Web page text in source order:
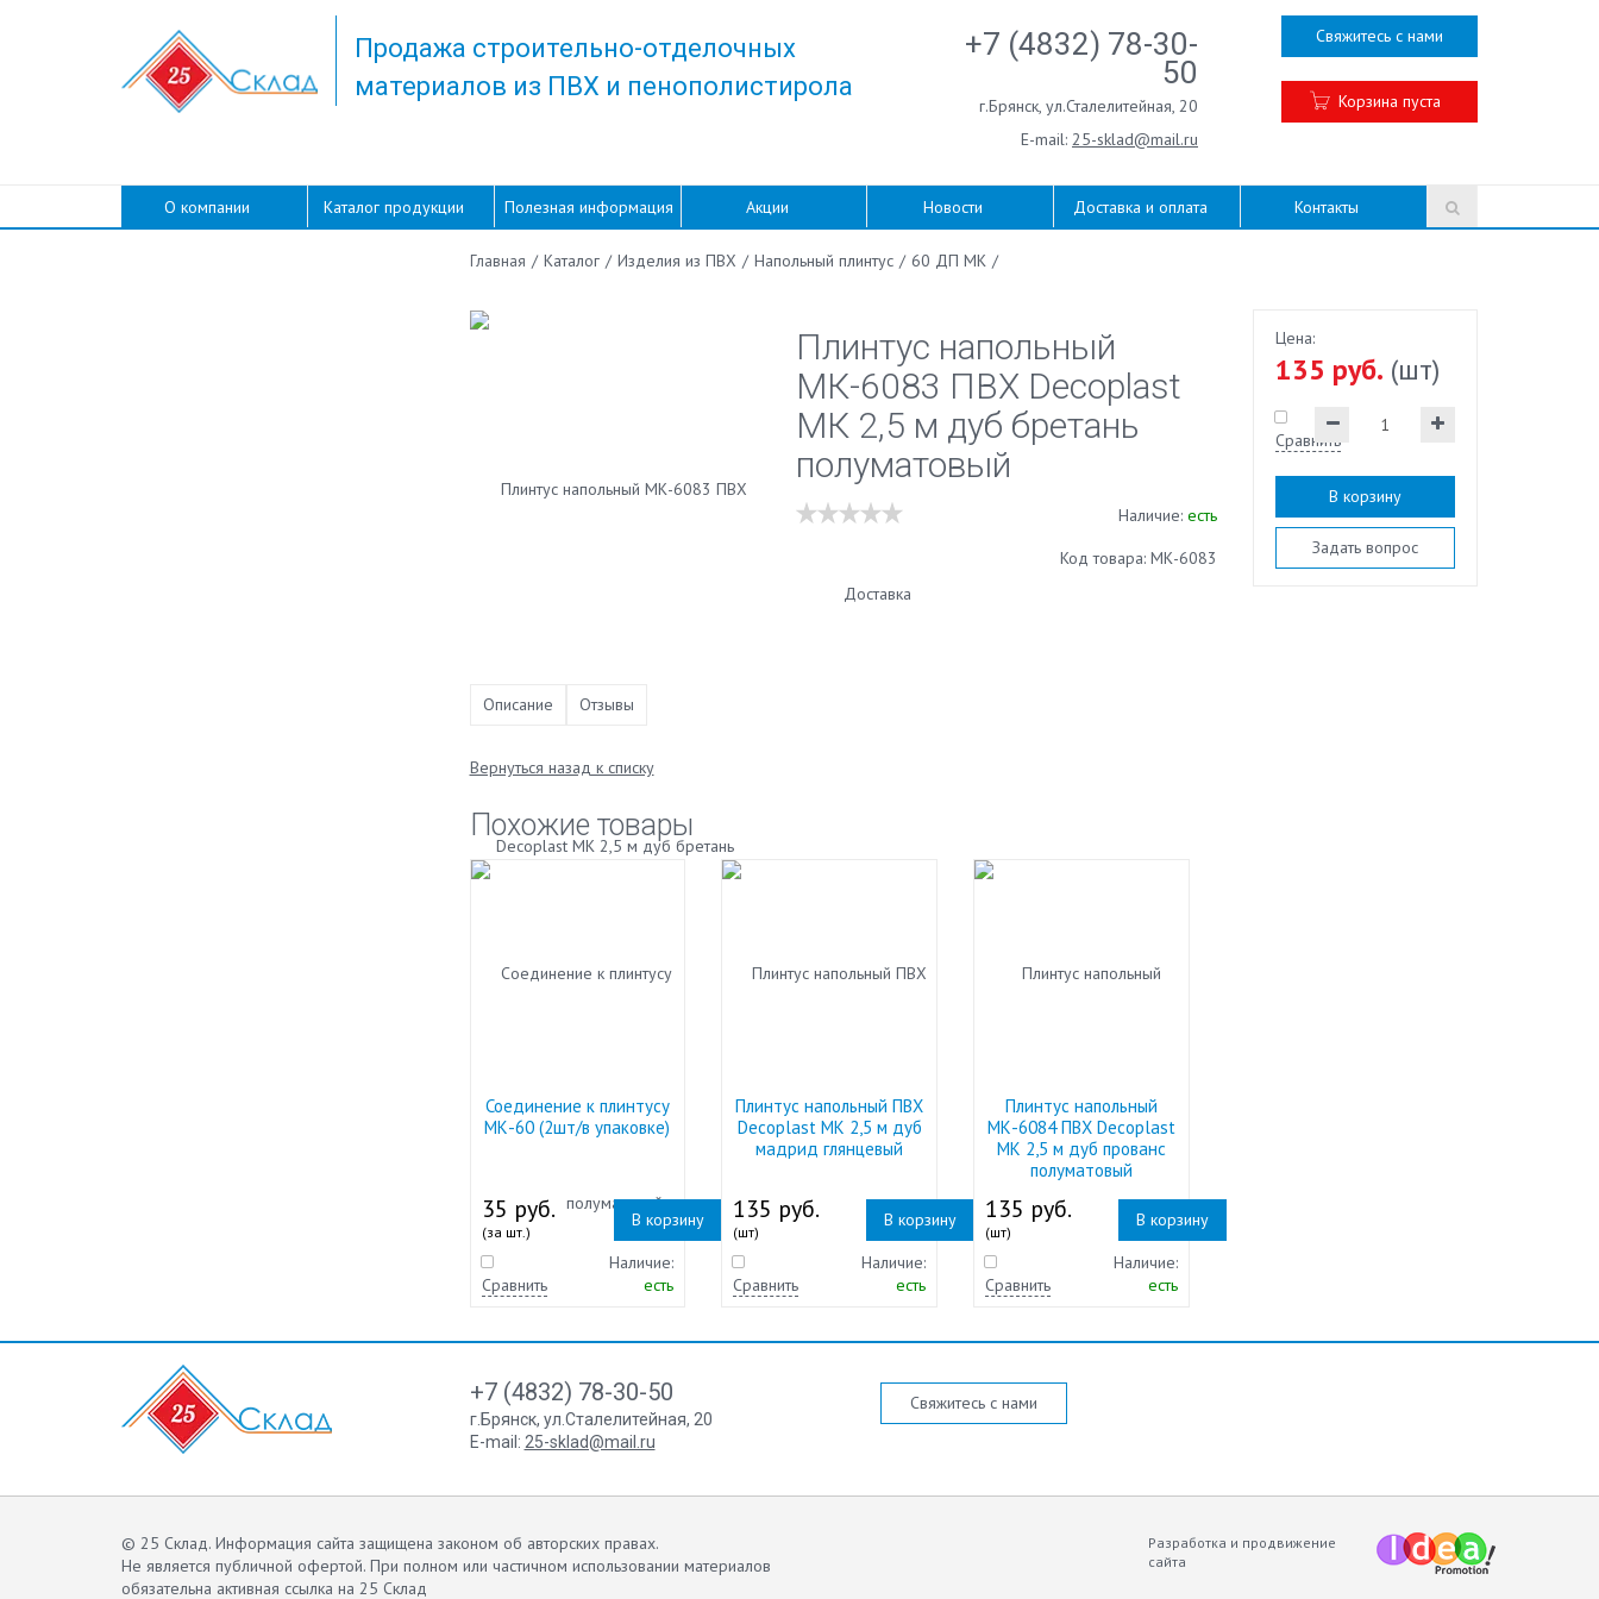
Продажа строительно-отделочных
материалов из ПВХ и пенополистирола
+7 (4832) 78-30-
50
г.Брянск, ул.Сталелитейная, 20
E-mail: 25-sklad@mail.ru
Свяжитесь с нами
Корзина пуста
О компании Каталог продукции Полезная информация Акции Новости Доставка и оплата Контакты
Главная / Каталог / Изделия из ПВХ / Напольный плинтус / 60 ДП МК /
Плинтус напольный
МК-6083 ПВХ Decoplast
МК 2,5 м дуб бретань
полуматовый
Наличие: есть
Код товара: МК-6083
Доставка
Цена:
135 руб. (шт)
Сравнить
В корзину
Задать вопрос
Описание Отзывы
Вернуться назад к списку
Похожие товары
Соединение к плинтусу
МК-60 (2шт/в упаковке)
35 руб.
(за шт.)
В корзину
Сравнить
Наличие:
есть
Плинтус напольный ПВХ
Decoplast МК 2,5 м дуб
мадрид глянцевый
135 руб.
(шт)
В корзину
Сравнить
Наличие:
есть
Плинтус напольный
МК-6084 ПВХ Decoplast
МК 2,5 м дуб прованс
полуматовый
135 руб.
(шт)
В корзину
Сравнить
Наличие:
есть
+7 (4832) 78-30-50
г.Брянск, ул.Сталелитейная, 20
E-mail: 25-sklad@mail.ru
Свяжитесь с нами
© 25 Склад. Информация сайта защищена законом об авторских правах.
Не является публичной офертой. При полном или частичном использовании материалов
обязательна активная ссылка на 25 Склад
Разработка и продвижение
сайта